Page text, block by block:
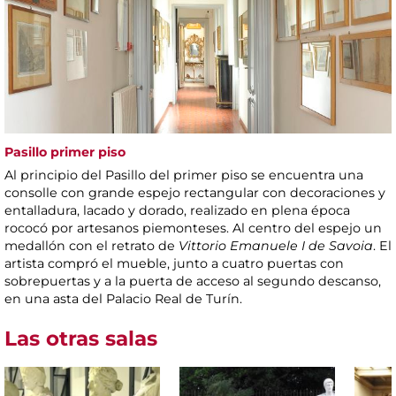
Pasillo primer piso
Al principio del Pasillo del primer piso se encuentra una
consolle con grande espejo rectangular con decoraciones y
entalladura, lacado y dorado, realizado en plena época
rococó por artesanos piemonteses. Al centro del espejo un
medallón con el retrato de Vittorio Emanuele I de Savoia. El
artista compró el mueble, junto a cuatro puertas con
sobrepuertas y a la puerta de acceso al segundo descanso,
en una asta del Palacio Real de Turín.
Las otras salas